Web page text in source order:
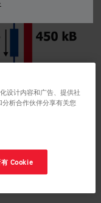
section showing MET
设计内容和广告、提供社
析合作伙伴分享有关您
Cookie